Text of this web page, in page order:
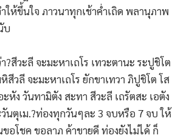
ให้ขึ้นใจ ภาวนาทุกเช้าค่ำเถิด พลานุภาพ
บ
?สีวะลี จะมะหาเถโร เทวะตานะ ระปูชิโต
สีวลี จะมะหาเถโร ยักขาเทวา ภิปูชิโต โส
หัง วันทามิตัง สะทา สีวะลี เถรัตสะ เอตัง
นตุเม.?ท่องทุกวันๆละ 3 จบหรือ 7 จบ ให้
อโชค ขอลาภ ค้าขายดี ท่องยังไม่ได้ ก็